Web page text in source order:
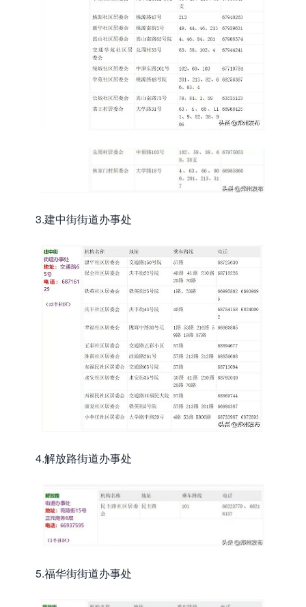
3.建中街街道办事处
4.解放路街道办事处
5.福华街街道办事处